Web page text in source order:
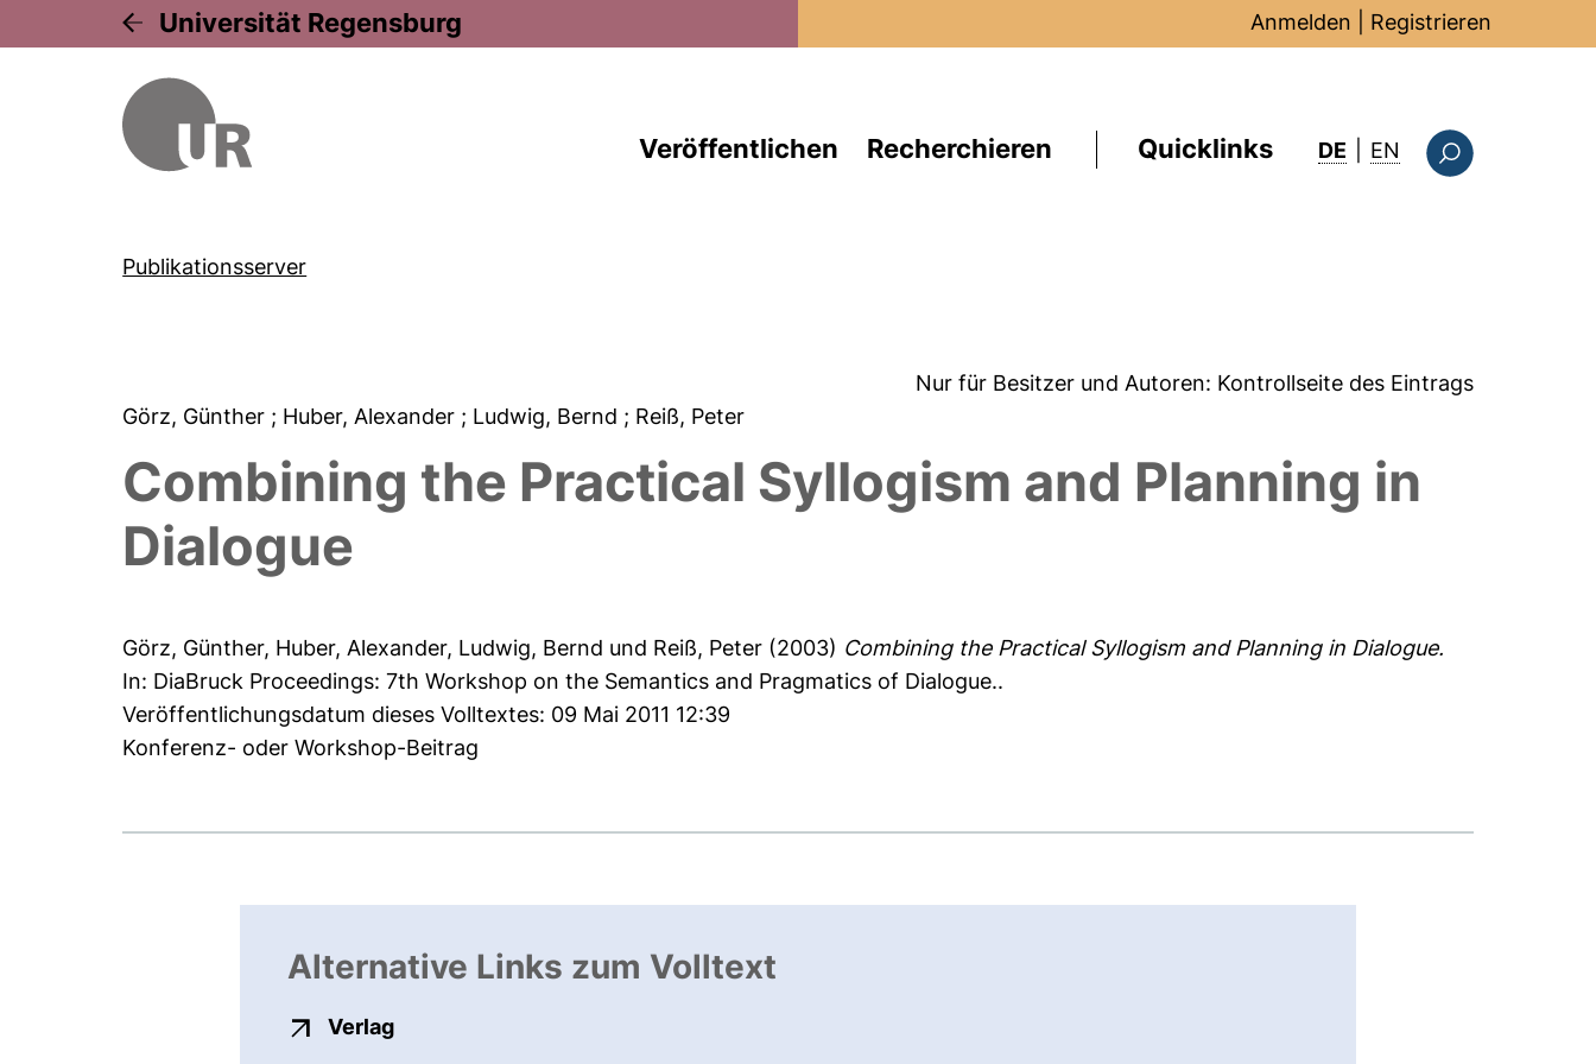
Universität Regensburg Anmelden Registrieren
Veröffentlichen Recherchieren Quicklinks DE EN : this page in
Publikationsserver
Nur für Besitzer und Autoren: Kontrollseite des Eintrags
Görz, Günther ; Huber, Alexander ; Ludwig, Bernd ; Reiß, Peter
Combining the Practical Syllogism and Planning in
Dialogue
Görz, Günther, Huber, Alexander, Ludwig, Bernd und Reiß, Peter (2003) Combining the Practical Syllogism and Planning in Dialogue.
In: DiaBruck Proceedings: 7th Workshop on the Semantics and Pragmatics of Dialogue..
Veröffentlichungsdatum dieses Volltextes: 09 Mai 2011 12:39
Konferenz- oder Workshop-Beitrag
Alternative Links zum Volltext
Verlagexterner Link, öffnet neues Fenster